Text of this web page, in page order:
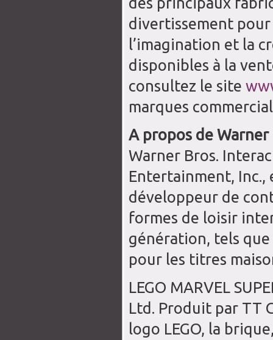
divertissement
l’imagination et la
disponibles à la
consultez le site
marques
A propos de
Warner Bros.
Entertainment,
développeur de
formes de loisir
génération, tels que
pour les titres
LEGO MARVEL
Ltd. Produit par TT
logo LEGO, la